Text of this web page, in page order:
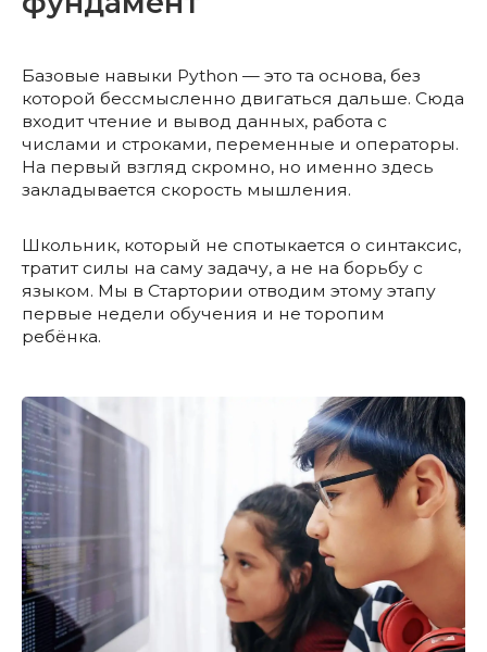
Базовые навыки Python — это та основа, без
которой бессмысленно двигаться дальше. Сюда
входит чтение и вывод данных, работа с
числами и строками, переменные и операторы.
На первый взгляд скромно, но именно здесь
закладывается скорость мышления.
Школьник, который не спотыкается о синтаксис,
тратит силы на саму задачу, а не на борьбу с
языком. Мы в Стартории отводим этому этапу
первые недели обучения и не торопим
ребёнка.